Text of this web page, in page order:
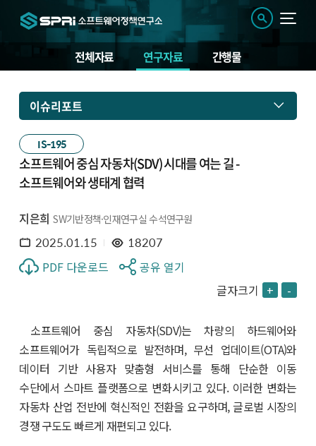
전체자료 연구자료 간행물
이슈리포트
IS-195
소프트웨어 중심 자동차(SDV) 시대를 여는 길 -
소프트웨어와 생태계 협력
지은희 SW기반정책·인재연구실 수석연구원
2025.01.15 18207
PDF 다운로드
공유 열기
글자크기 + -
소프트웨어 중심 자동차(SDV)는 차량의 하드웨어와
소프트웨어가 독립적으로 발전하며, 무선 업데이트(OTA)와
데이터 기반 사용자 맞춤형 서비스를 통해 단순한 이동
수단에서 스마트 플랫폼으로 변화시키고 있다. 이러한 변화는
자동차 산업 전반에 혁신적인 전환을 요구하며, 글로벌 시장의
경쟁 구도도 빠르게 재편되고 있다.